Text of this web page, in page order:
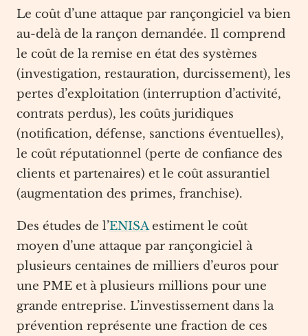
Le coût d’une attaque par rançongiciel va bien
au-delà de la rançon demandée. Il comprend
le coût de la remise en état des systèmes
(investigation, restauration, durcissement), les
pertes d’exploitation (interruption d’activité,
contrats perdus), les coûts juridiques
(notification, défense, sanctions éventuelles),
le coût réputationnel (perte de confiance des
clients et partenaires) et le coût assurantiel
(augmentation des primes, franchise).
Des études de l’ENISAestiment le coût
moyen d’une attaque par rançongiciel à
plusieurs centaines de milliers d’euros pour
une PME et à plusieurs millions pour une
grande entreprise. L’investissement dans la
prévention représente une fraction de ces